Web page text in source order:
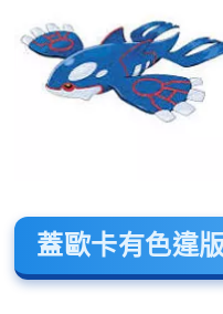
蓋歐卡有色違